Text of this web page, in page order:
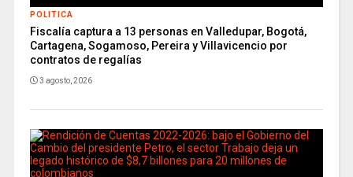
POLITICA
Fiscalía captura a 13 personas en Valledupar, Bogotá,
Cartagena, Sogamoso, Pereira y Villavicencio por
contratos de regalías
3 agosto, 2026